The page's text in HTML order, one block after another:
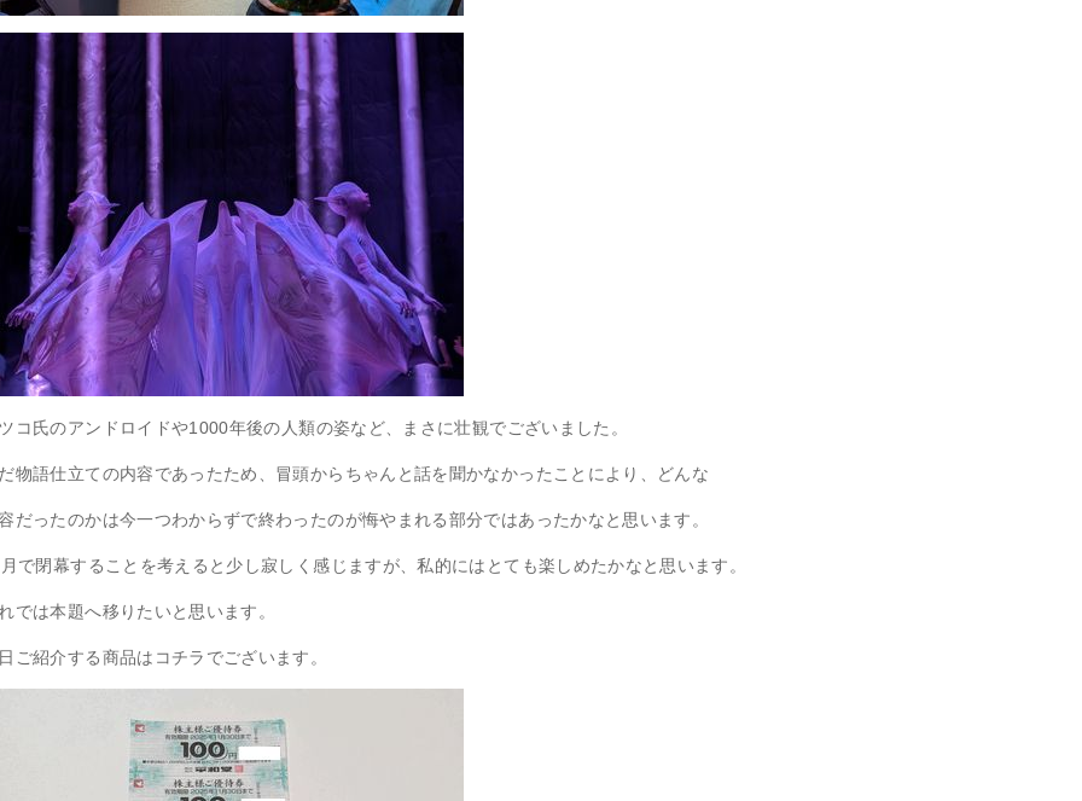
コ氏のアンドロイドや1000年後の人類の姿など、まさに壮観でございました。
物語仕立ての内容であったため、冒頭からちゃんと話を聞かなかったことにより、どんな
だったのかは今一つわからずで終わったのが悔やまれる部分ではあったかなと思います。
で閉幕することを考えると少し寂しく感じますが、私的にはとても楽しめたかなと思います。
では本題へ移りたいと思います。
ご紹介する商品はコチラでございます。